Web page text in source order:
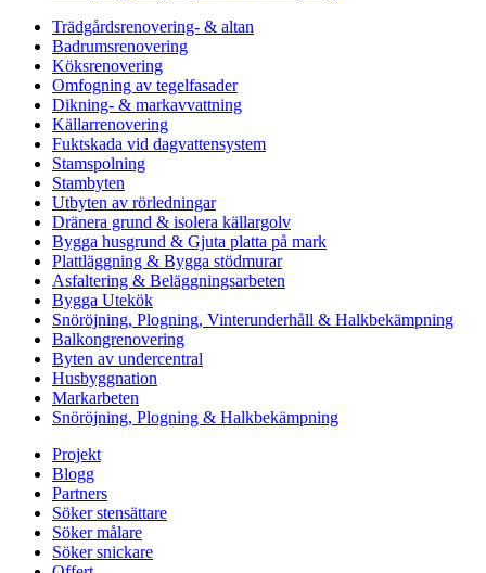
Trädgårdsrenovering- & altan
Badrumsrenovering
Köksrenovering
Omfogning av tegelfasader
Dikning- & markavvattning
Källarrenovering
Fuktskada vid dagvattensystem
Stamspolning
Stambyten
Utbyten av rörledningar
Dränera grund & isolera källargolv
Bygga husgrund & Gjuta platta på mark
Plattläggning & Bygga stödmurar
Asfaltering & Beläggningsarbeten
Bygga Utekök
Snöröjning, Plogning, Vinterunderhåll & Halkbekämpning
Balkongrenovering
Byten av undercentral
Husbyggnation
Markarbeten
Snöröjning, Plogning & Halkbekämpning
Projekt
Blogg
Partners
Söker stensättare
Söker målare
Söker snickare